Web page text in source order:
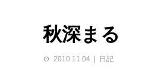
秋深まる
2010.11.04 日記